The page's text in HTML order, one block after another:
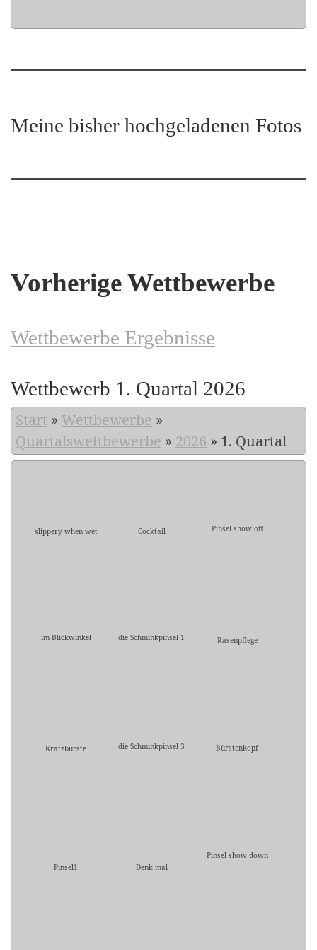
Meine bisher hochgeladenen Fotos
Vorherige Wettbewerbe
Wettbewerbe Ergebnisse
Wettbewerb 1. Quartal 2026
Start » Wettbewerbe »
Quartalswettbewerbe » 2026 » 1. Quartal
slippery when wet Cocktail Pinsel show off
im Blickwinkel die Schminkpinsel 1 Rasenpflege
Kratzbürste die Schminkpinsel 3 Bürstenkopf
Pinsel1 Denk mal
Pinsel show down